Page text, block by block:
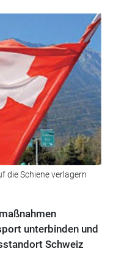
die Schiene verlagern
unterbinden und
Schweiz